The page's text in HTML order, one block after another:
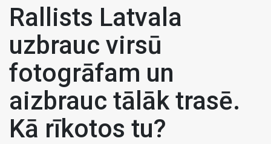
Rallists Latvala
uzbrauc virsū
fotogrāfam un
aizbrauc tālāk trasē.
Kā rīkotos tu?